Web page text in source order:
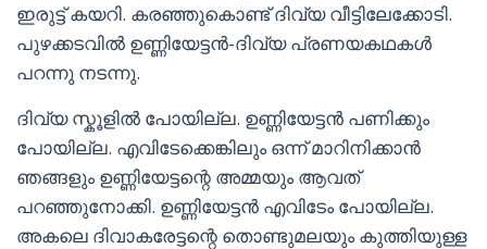
ഇരുട്ട് കയറി. കരഞ്ഞുകൊണ്ട് ദിവ്യ വീട്ടിലേക്കോടി.
പുഴക്കടവിൽ ഉണ്ണിയേട്ടൻ-ദിവ്യ പ്രണയകഥകൾ
പറന്നു നടന്നു.
ദിവ്യ സ്കൂളിൽ പോയില്ല. ഉണ്ണിയേട്ടൻ പണിക്കും
പോയില്ല. എവിടേക്കെങ്കിലും ഒന്ന് മാറിനിക്കാൻ
ഞങ്ങളും ഉണ്ണിയേട്ടന്റെ അമ്മയും ആവത്
പറഞ്ഞുനോക്കി. ഉണ്ണിയേട്ടൻ എവിടേം പോയില്ല.
അകലെ ദിവാകരേട്ടന്റെ തൊണ്ടുമലയും കുത്തിയുള്ള